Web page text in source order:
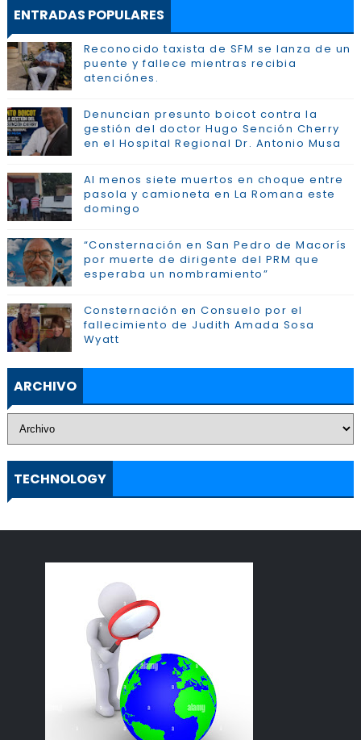
ENTRADAS POPULARES
Reconocido taxista de SFM se lanza de un
puente y fallece mientras recibia
atenciónes.
Denuncian presunto boicot contra la
gestión del doctor Hugo Sención Cherry
en el Hospital Regional Dr. Antonio Musa
Al menos siete muertos en choque entre
pasola y camioneta en La Romana este
domingo
“Consternación en San Pedro de Macorís
por muerte de dirigente del PRM que
esperaba un nombramiento”
Consternación en Consuelo por el
fallecimiento de Judith Amada Sosa
Wyatt
ARCHIVO
TECHNOLOGY